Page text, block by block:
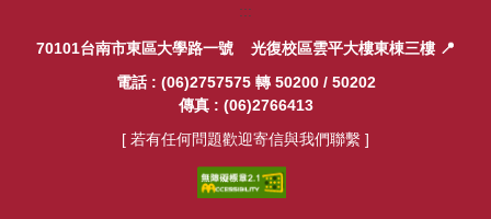
:::
70101台南市東區大學路一號 光復校區雲平大樓東棟三樓 📍
電話 : (06)2757575 轉 50200 / 50202
傳真 : (06)2766413
[ 若有任何問題歡迎寄信與我們聯繫 ]